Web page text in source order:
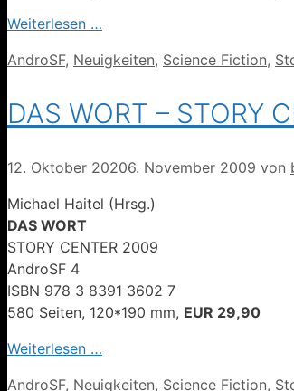
Weiterlesen …
Kategorien
AndroSF, Neuigkeiten, Science Fiction,
DAS WORT – STORY
12. Oktober 20206. November 2009 von
Michael Haitel (Hrsg.)
DAS WORT
STORY CENTER 2009
AndroSF 4
ISBN 978 3 8391 3602 7
580 Seiten, 120*190 mm, EUR 29,90
Weiterlesen …
Kategorien
AndroSF, Neuigkeiten, Science Fiction,